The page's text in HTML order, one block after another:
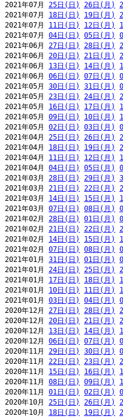
2021年07月 25日(日) 26日(月)
2021年07月 18日(日) 19日(月)
2021年07月 11日(日) 12日(月)
2021年07月 04日(日) 05日(月)
2021年06月 27日(日) 28日(月)
2021年06月 20日(日) 21日(月)
2021年06月 13日(日) 14日(月)
2021年06月 06日(日) 07日(月)
2021年05月 30日(日) 31日(月)
2021年05月 23日(日) 24日(月)
2021年05月 16日(日) 17日(月)
2021年05月 09日(日) 10日(月)
2021年05月 02日(日) 03日(月)
2021年04月 25日(日) 26日(月)
2021年04月 18日(日) 19日(月)
2021年04月 11日(日) 12日(月)
2021年04月 04日(日) 05日(月)
2021年03月 28日(日) 29日(月)
2021年03月 21日(日) 22日(月)
2021年03月 14日(日) 15日(月)
2021年03月 07日(日) 08日(月)
2021年02月 28日(日) 01日(月)
2021年02月 21日(日) 22日(月)
2021年02月 14日(日) 15日(月)
2021年02月 07日(日) 08日(月)
2021年01月 31日(日) 01日(月)
2021年01月 24日(日) 25日(月)
2021年01月 17日(日) 18日(月)
2021年01月 10日(日) 11日(月)
2021年01月 03日(日) 04日(月)
2020年12月 27日(日) 28日(月)
2020年12月 20日(日) 21日(月)
2020年12月 13日(日) 14日(月)
2020年12月 06日(日) 07日(月)
2020年11月 29日(日) 30日(月)
2020年11月 22日(日) 23日(月)
2020年11月 15日(日) 16日(月)
2020年11月 08日(日) 09日(月)
2020年11月 01日(日) 02日(月)
2020年10月 25日(日) 26日(月)
2020年10月 18日(日) 19日(月)